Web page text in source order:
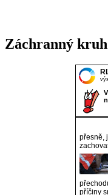
Záchranný kruh